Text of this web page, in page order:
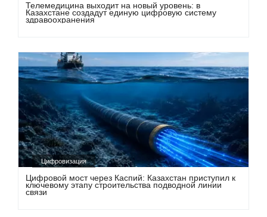
Телемедицина выходит на новый уровень: в
Казахстане создадут единую цифровую систему
здравоохранения
Цифровизация
Цифровой мост через Каспий: Казахстан приступил к
ключевому этапу строительства подводной линии
связи